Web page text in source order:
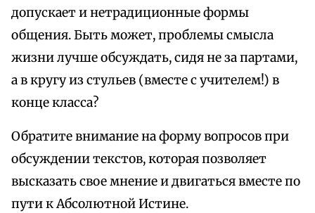
допускает и нетрадиционные формы
общения. Быть может, проблемы смысла
жизни лучше обсуждать, сидя не за партами,
а в кругу из стульев (вместе с учителем!) в
конце класса?
Обратите внимание на форму вопросов при
обсуждении текстов, которая позволяет
высказать свое мнение и двигаться вместе по
пути к Абсолютной Истине.